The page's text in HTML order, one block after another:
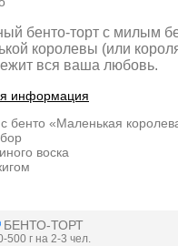
бенто-торт с милым
королевы (или
вся ваша любовь.
информация
бенто «Маленькая
воска
БЕНТО-ТОРТ
500 г на 2-3 чел.